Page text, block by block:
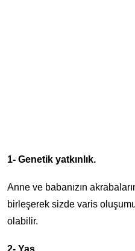
1- Genetik yatkınlık.
Anne ve babanızın
birleşerek sizde varis
olabilir.
2- Yaş